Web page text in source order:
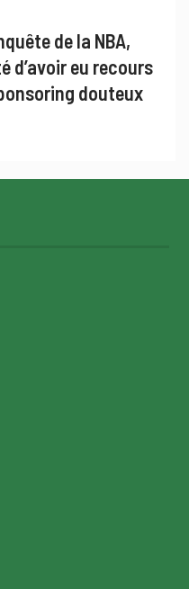
de la NBA,
d’avoir eu recours
douteux